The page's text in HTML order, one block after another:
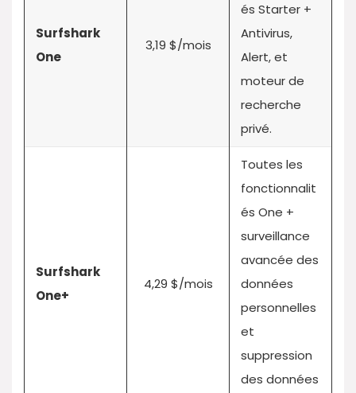
Surfshark
One
3,19 $/mois
és Starter +
Antivirus,
Alert, et
moteur de
recherche
privé.
Surfshark
One+
4,29 $/mois
Toutes les
fonctionnalit
és One +
surveillance
avancée des
données
personnelles
et
suppression
des données